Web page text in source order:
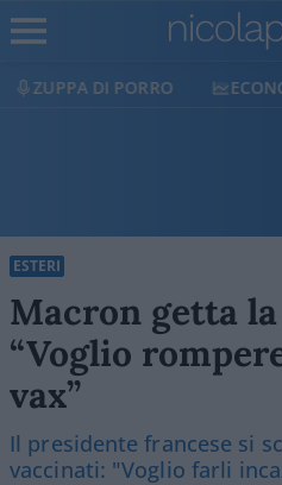
ECONOMIA LIBERILIBRI
ESTERI
Macron getta
“Voglio
vax”
Il presidente francese si
vaccinati: "Voglio farli